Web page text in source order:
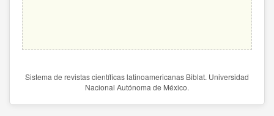
Sistema de revistas científicas latinoamericanas Biblat. Universidad
Nacional Autónoma de México.